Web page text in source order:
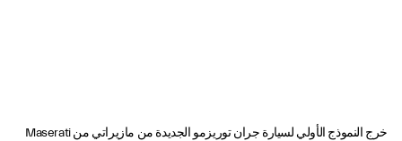
خرج النموذج الأولي لسيارة جران توريزمو الجديدة من مازيراتي من Maserati